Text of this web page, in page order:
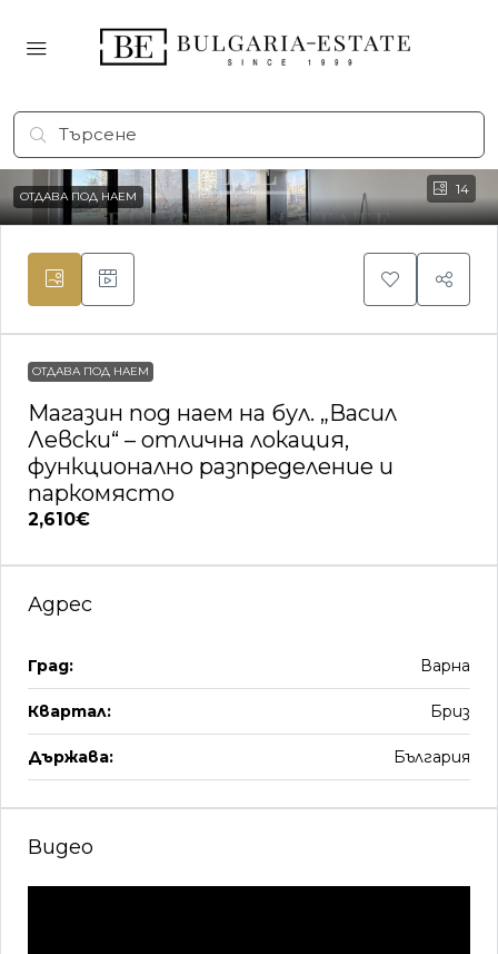
14
ОТДАВА ПОД НАЕМ
ОТДАВА ПОД НАЕМ
Магазин под наем на бул. „Васил
Левски“ – отлична локация,
функционално разпределение и
паркомясто
2,610€
Адрес
Град: Варна
Квартал: Бриз
Държава: България
Видео